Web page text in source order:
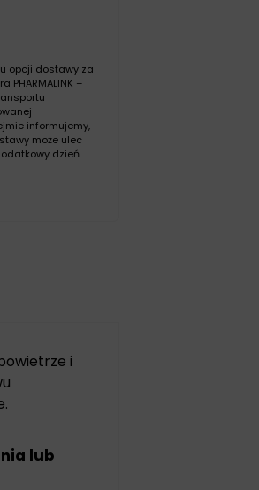
opcji dostawy za
PHARMALINK –
informujemy,
może ulec
dzień
i
lub